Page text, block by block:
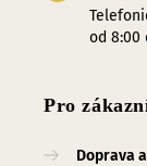
od 8:00
Pro
Doprava